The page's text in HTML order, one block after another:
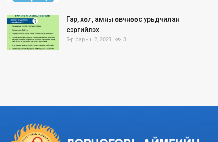
Гар, хөл, амны өвчнөөс урьдчилан
сэргийлэх
5-р сарын 2, 2023 3